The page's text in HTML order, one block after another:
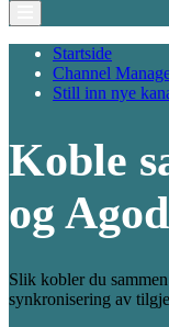
Startside
Channel
Still inn nye
Koble
og
Slik kobler du
synkronisering av